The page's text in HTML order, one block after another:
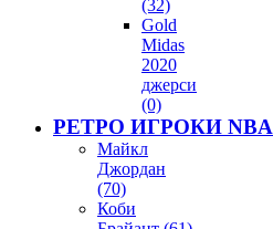
(32)
Gold
Midas
2020
джерси
(0)
РЕТРО ИГРОКИ NBA
Майкл
Джордан
(70)
Коби